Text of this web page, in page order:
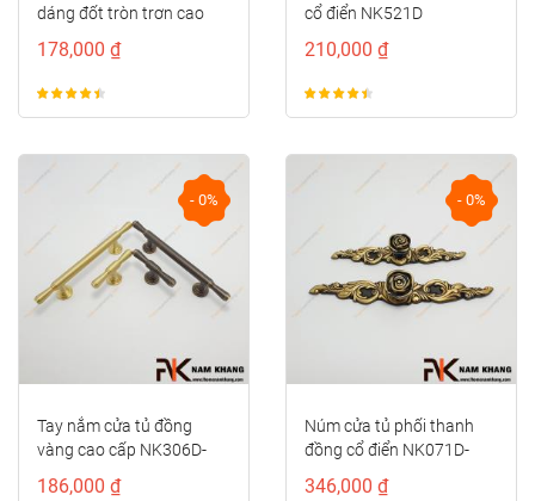
dáng đốt tròn trơn cao
178,000 ₫
- 0%
Tay nắm cửa tủ đồng
vàng cao cấp NK306D-
186,000 ₫
cổ điển NK521D
210,000 ₫
- 0%
Núm cửa tủ phối thanh
đồng cổ điển NK071D-
346,000 ₫